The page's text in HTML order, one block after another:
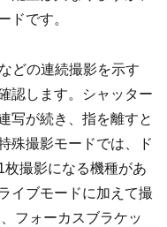
ドです。
どの連続撮影を示す
認します。シャッター
写が続き、指を離すと
殊撮影モードでは、ド
撮影になる機種があ
イブモードに加えて撮
フォーカスブラケッ